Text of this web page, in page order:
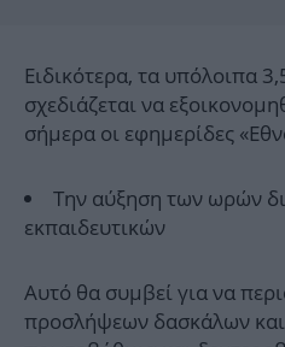
Ειδικότερα, τα υπόλοιπα
σχεδιάζεται να
σήμερα οι εφημερίδες
Την αύξηση των ωρών
εκπαιδευτικών
Αυτό θα συμβεί για να
προσλήψεων δασκάλων